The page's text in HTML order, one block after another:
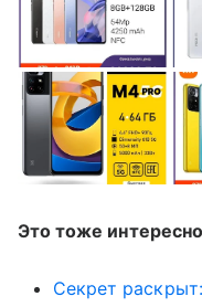
Это тоже
Секрет